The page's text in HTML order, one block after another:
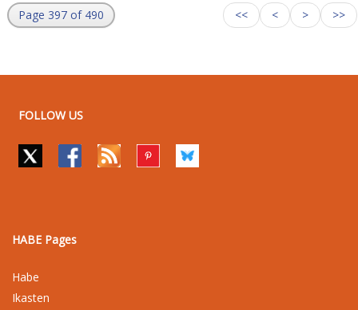
Page 397 of 490 << < > >>
FOLLOW US
HABE Pages
Habe
Ikasten